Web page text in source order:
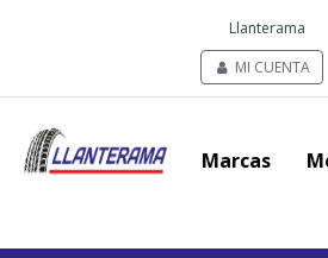
Llanterama
MI CUENTA
Marcas